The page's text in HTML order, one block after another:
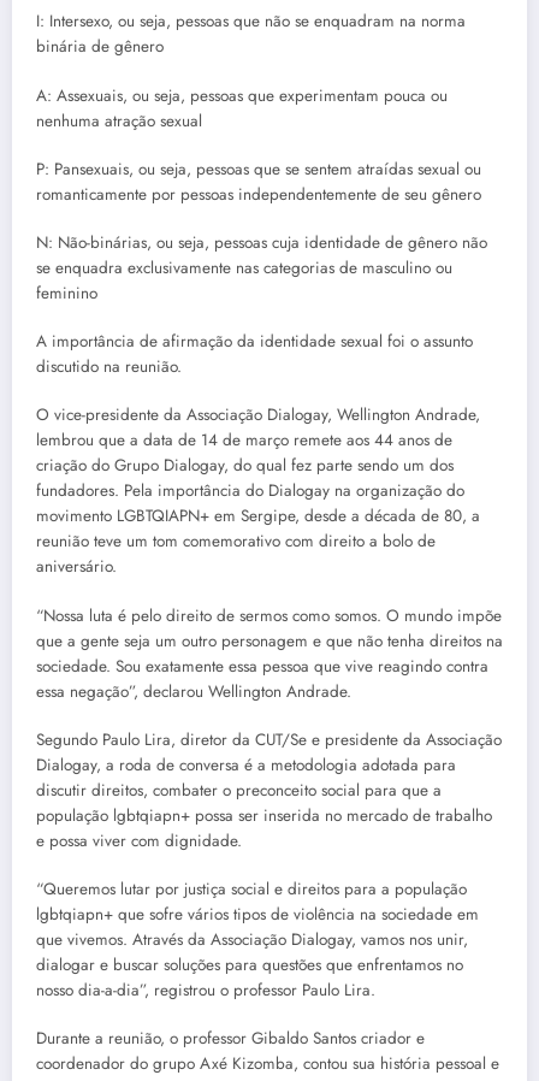
I: Intersexo, ou seja, pessoas que não se enquadram na norma
binária de gênero
A: Assexuais, ou seja, pessoas que experimentam pouca ou
nenhuma atração sexual
P: Pansexuais, ou seja, pessoas que se sentem atraídas sexual ou
romanticamente por pessoas independentemente de seu gênero
N: Não-binárias, ou seja, pessoas cuja identidade de gênero não
se enquadra exclusivamente nas categorias de masculino ou
feminino
A importância de afirmação da identidade sexual foi o assunto
discutido na reunião.
O vice-presidente da Associação Dialogay, Wellington Andrade,
lembrou que a data de 14 de março remete aos 44 anos de
criação do Grupo Dialogay, do qual fez parte sendo um dos
fundadores. Pela importância do Dialogay na organização do
movimento LGBTQIAPN+ em Sergipe, desde a década de 80, a
reunião teve um tom comemorativo com direito a bolo de
aniversário.
“Nossa luta é pelo direito de sermos como somos. O mundo impõe
que a gente seja um outro personagem e que não tenha direitos na
sociedade. Sou exatamente essa pessoa que vive reagindo contra
essa negação”, declarou Wellington Andrade.
Segundo Paulo Lira, diretor da CUT/Se e presidente da Associação
Dialogay, a roda de conversa é a metodologia adotada para
discutir direitos, combater o preconceito social para que a
população lgbtqiapn+ possa ser inserida no mercado de trabalho
e possa viver com dignidade.
“Queremos lutar por justiça social e direitos para a população
lgbtqiapn+ que sofre vários tipos de violência na sociedade em
que vivemos. Através da Associação Dialogay, vamos nos unir,
dialogar e buscar soluções para questões que enfrentamos no
nosso dia-a-dia”, registrou o professor Paulo Lira.
Durante a reunião, o professor Gibaldo Santos criador e
coordenador do grupo Axé Kizomba, contou sua história pessoal e